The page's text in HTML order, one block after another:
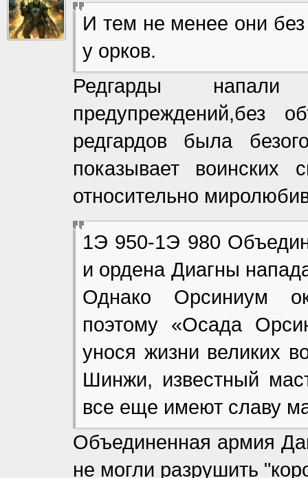
И тем не менее они
у орков.
Редгарды
предупреждений,без
редгардов была
показывает воинских
относительно
1Э 950-1Э 980
и ордена Диагны
Однако Орсиниум
поэтому «Осада
унося жизни великих
Шинжи, известный
все еще имеют славу
Объединенная армия
не могли разрушить